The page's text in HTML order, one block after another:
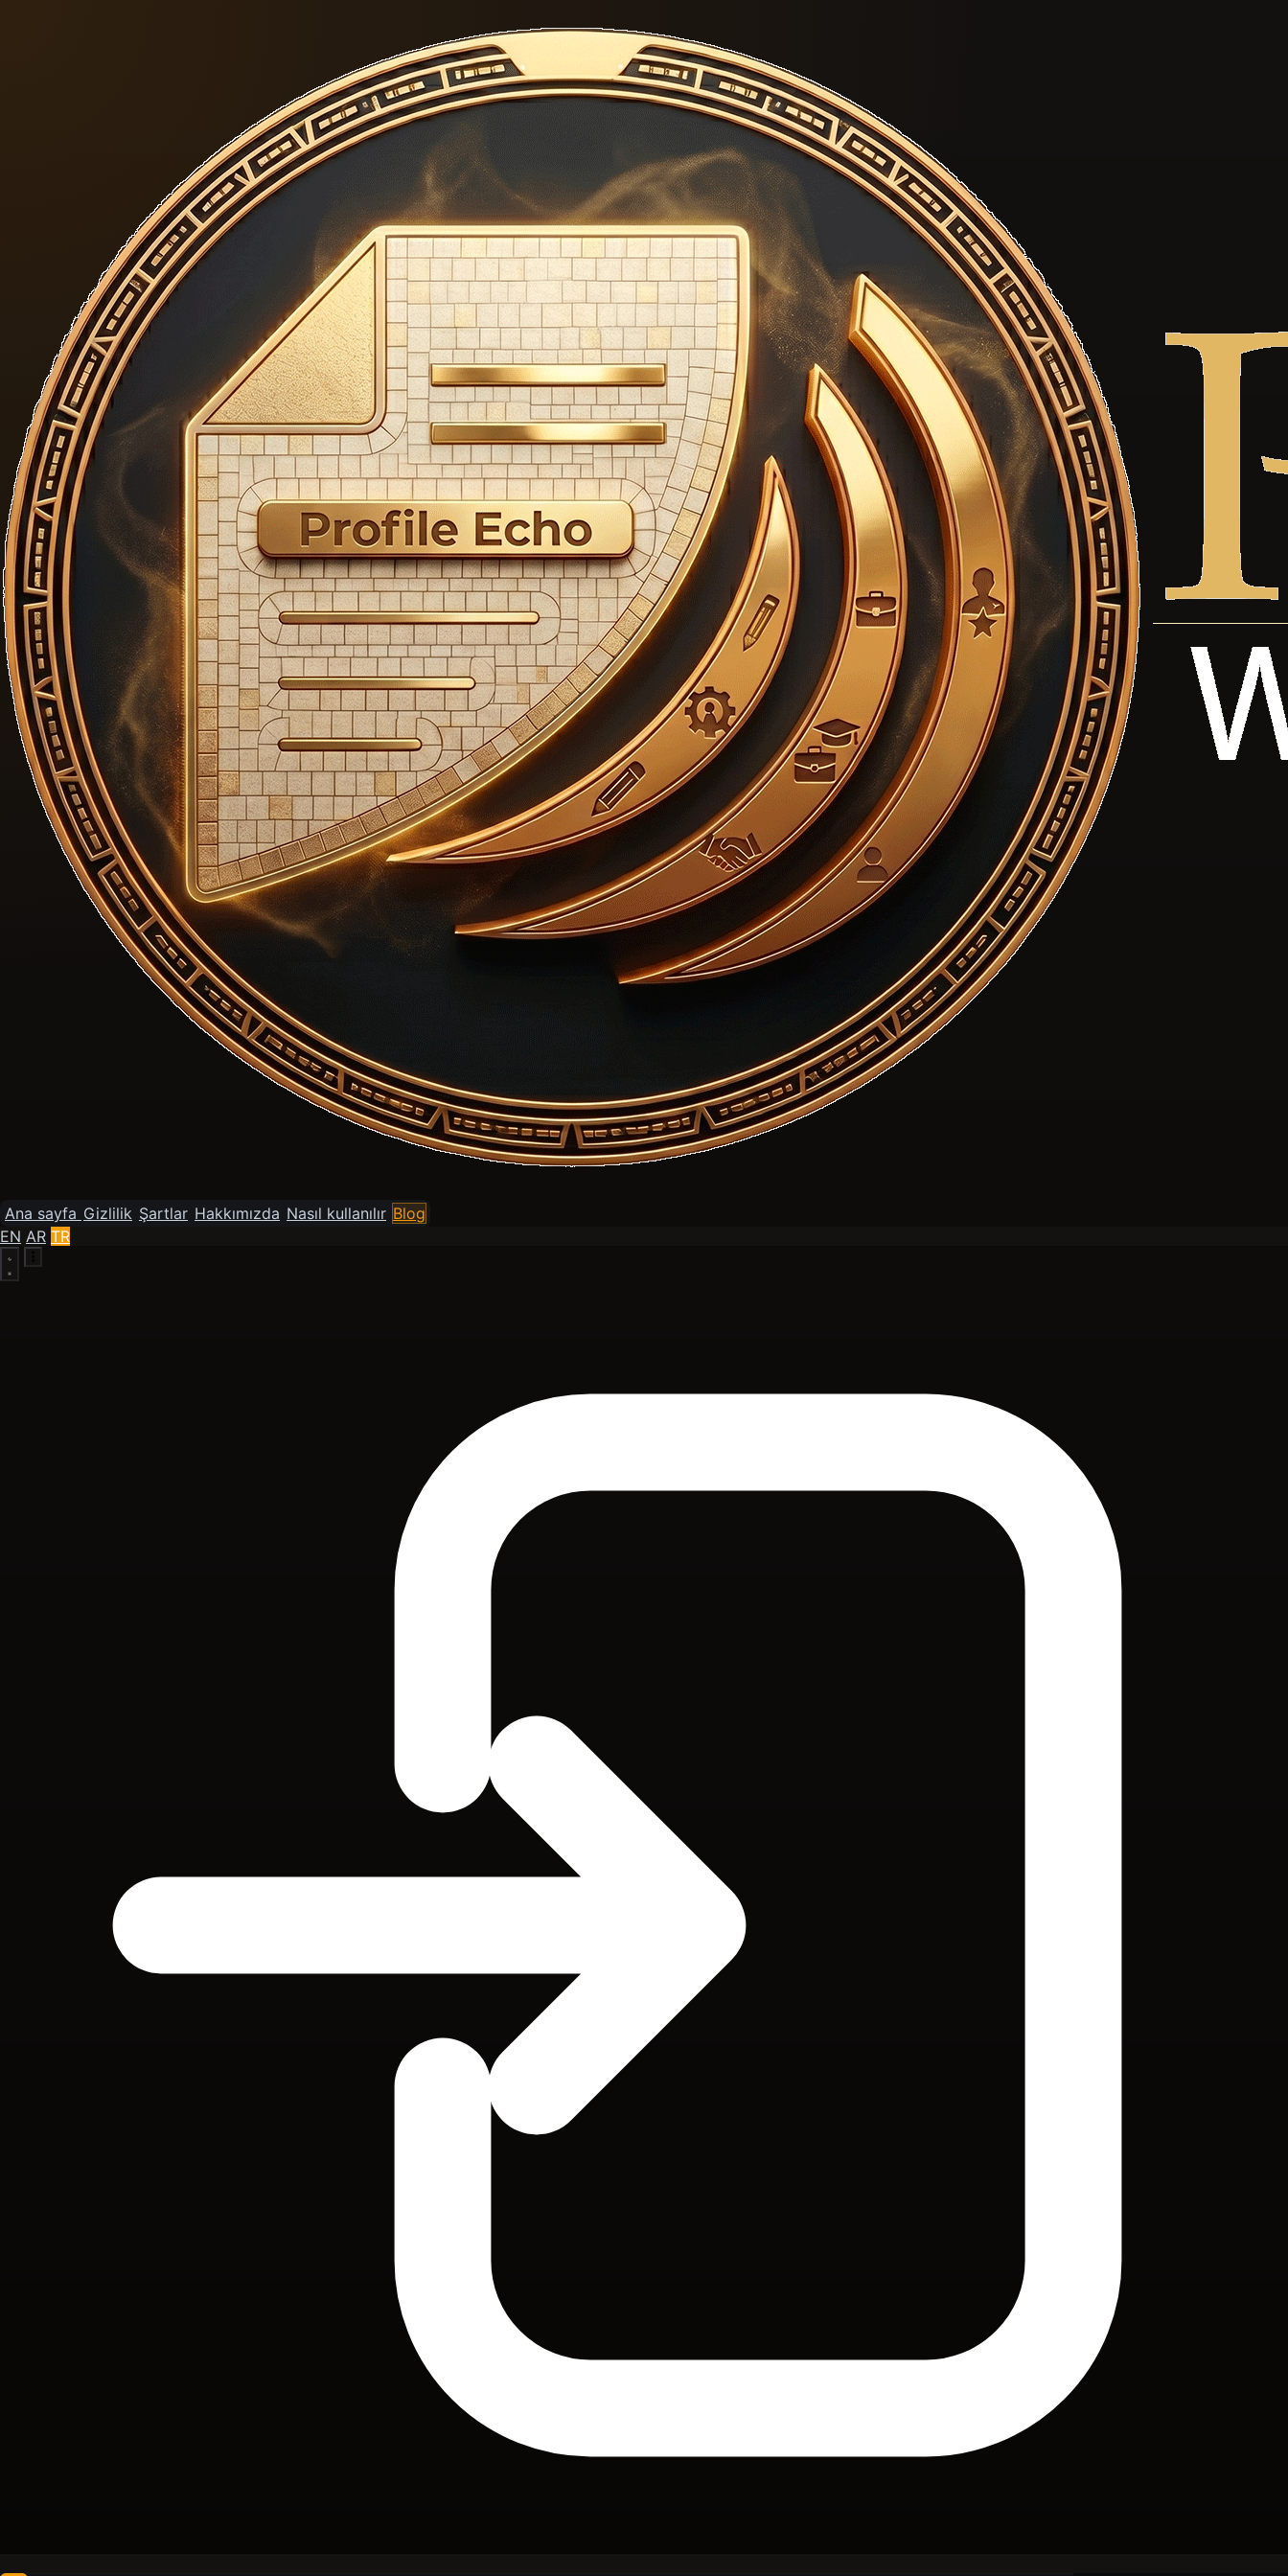
Ana sayfa Gizlilik Şartlar Hakkımızda Nasıl kullanılır Blog
EN AR TR